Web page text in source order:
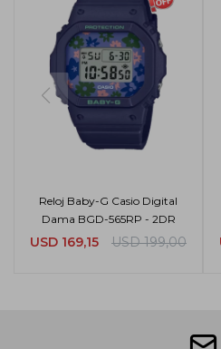
Reloj Baby-G Casio Digital
Dama BGD-565RP - 2DR
USD 169,15 USD 199,00